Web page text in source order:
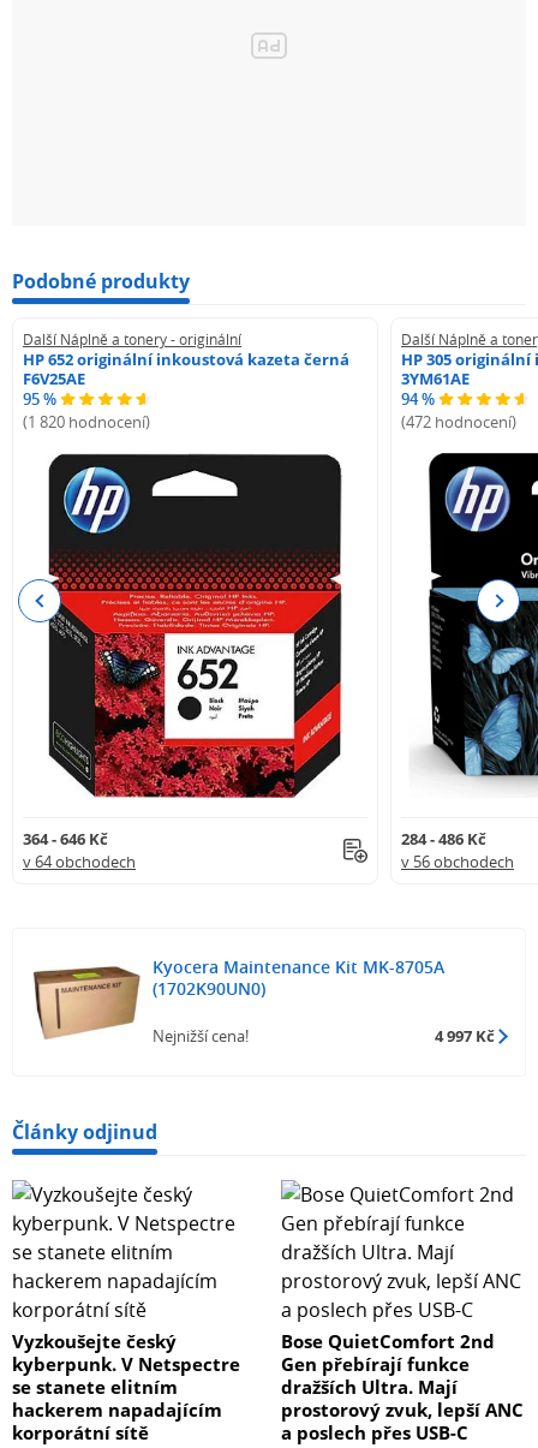
Podobné produkty
Další Náplně a tonery - originální
HP 652 originální inkoustová kazeta černá
F6V25AE
95 %
(1 820 hodnocení)
364 - 646 Kč
v 64 obchodech
Další Náplně a
HP 305
3YM61AE
94 %
(472 hodnocení)
284 - 486 Kč
v 56 obchodech
Previous Next
Kyocera Maintenance Kit MK-8705A
(1702K90UN0)
Nejnižší cena! 4 997 Kč
Články odjinud
Vyzkoušejte český
kyberpunk. V Netspectre
se stanete elitním
hackerem napadajícím
korporátní sítě
Bose QuietComfort 2nd
Gen přebírají funkce
dražších Ultra. Mají
prostorový zvuk, lepší ANC
a poslech přes USB-C